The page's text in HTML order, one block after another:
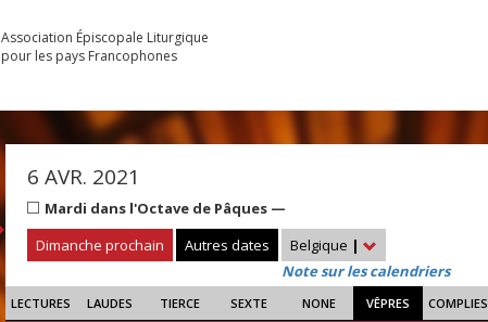
Association Épiscopale Liturgique
pour les pays Francophones
6 AVR. 2021
Mardi dans l'Octave de Pâques —
Dimanche prochain
Autres dates Belgique |
Note sur les calendriers
LECTURES LAUDES TIERCE SEXTE NONE VÊPRES COMPLIES